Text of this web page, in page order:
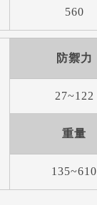
560
防禦力
27~122
重量
135~610